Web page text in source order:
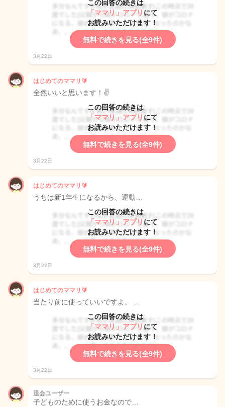
この回答の続きは
「ママリ」アプリ にて
お読みいただけます！
無料で続きを見る(全9件)
3月22日
はじめてのママリ🔰
全然いいと思います！✌️
この回答の続きは
「ママリ」アプリ にて
お読みいただけます！
無料で続きを見る(全9件)
3月22日
はじめてのママリ🔰
うちは新1年生になるから、運動…
この回答の続きは
「ママリ」アプリ にて
お読みいただけます！
無料で続きを見る(全9件)
3月22日
はじめてのママリ🔰
当たり前に使っていいですよ。 …
この回答の続きは
「ママリ」アプリ にて
お読みいただけます！
無料で続きを見る(全9件)
3月22日
退会ユーザー
子どものために使うお金なので…